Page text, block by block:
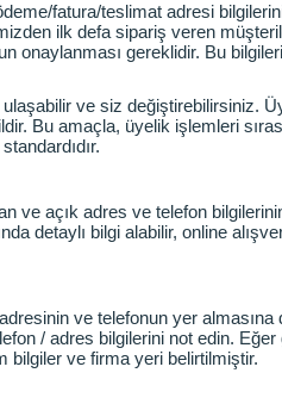
fatura/teslimat adresi
ilk defa sipariş veren
onaylanması gereklidir. Bu
ve siz değiştirebilirsiniz.
Bu amaçla, üyelik işlemleri
ve açık adres ve telefon
detaylı bilgi alabilir, online
ve telefonun yer
/ adres bilgilerini not edin.
bilgiler ve firma yeri belirtilmiştir.